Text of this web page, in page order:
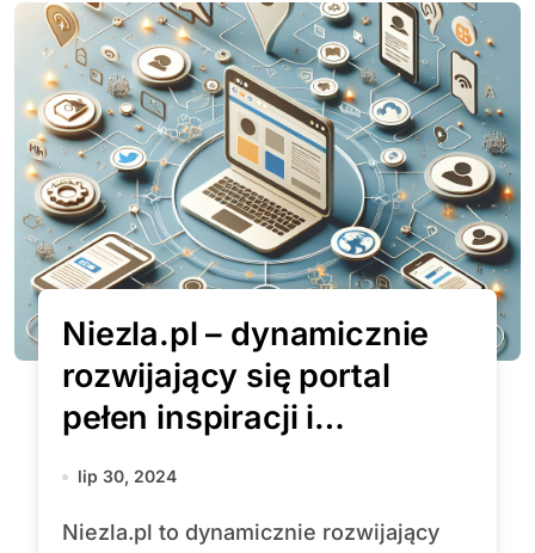
Niezla.pl – dynamicznie
rozwijający się portal
pełen inspiracji i
wartościowych treści
lip 30, 2024
Niezla.pl to dynamicznie rozwijający